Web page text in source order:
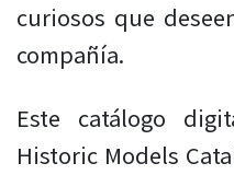
curiosos que
compañía.
Este catálogo
Historic Models